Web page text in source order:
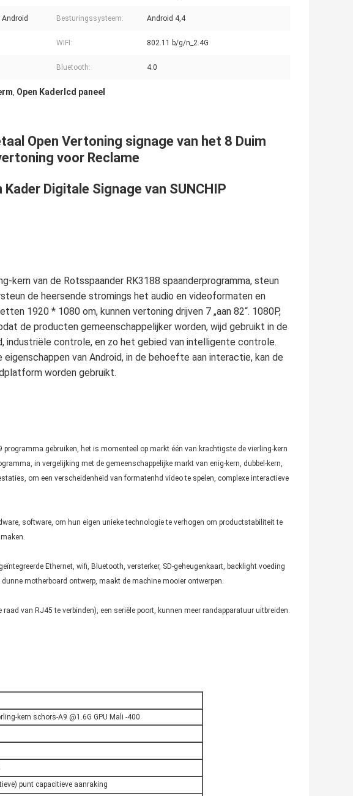
Besturingssysteem: Android 4,4
WIFI: 802.11 b/g/n_2.4G
Bluetooth: 4.0
Open Kaderlcd paneel
Open Vertoning signage van het 8 Duim
voor Reclame
Digitale Signage van SUNCHIP
kern van de Rotsspaander RK3188 spaanderprogramma, steun
de heersende stromings het audio en videoformaten en
1920 * 1080 om, kunnen vertoning drijven 7 „aan 82“. 1080P,
de producten gemeenschappelijker worden, wijd gebruikt in de
industriële controle, en zo het gebied van intelligente controle.
van Android, in de behoefte aan interactie, kan de
worden gebruikt.
programma gebruiken, het is momenteel op markt één van krachtigste de vierling-kern
in vergelijking met de gemeenschappelijke markt van enig-kern, dubbel-kern,
om een verscheidenheid van formatenhd video te spelen, complexe interactieve
software, om hun eigen unieke technologie te verhogen om productstabiliteit te
Ethernet, wifi, Bluetooth, versterker, SD-geheugenkaart, backlight voeding
motherboard ontwerp, maakt de machine mooier ontwerpen.
van RJ45 te verbinden), een seriële poort, kunnen meer randapparatuur uitbreiden.
kern schors-A9 @1.6G GPU Mali -400
punt capacitieve aanraking